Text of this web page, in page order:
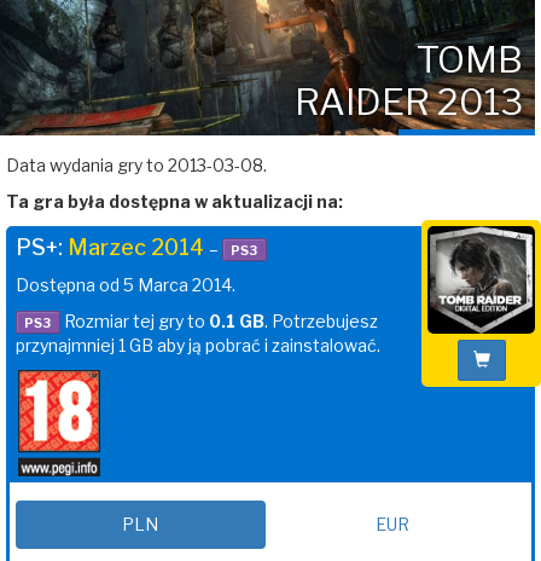
TOMB
RAIDER 2013
Data wydania gry to 2013-03-08.
Ta gra była dostępna w aktualizacji na:
PS+: Marzec 2014 – PS3
Dostępna od 5 Marca 2014.
PS3 Rozmiar tej gry to 0.1 GB. Potrzebujesz
przynajmniej 1 GB aby ją pobrać i zainstalować.
PLN EUR